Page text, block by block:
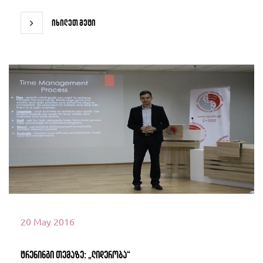
იხილეთ მეტი
იხილეთ მეტი
20 May 2016
ტრენინგი თემაზე: „ლიდერობა“